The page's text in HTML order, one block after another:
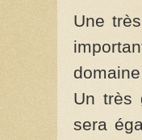
Une
Un très
sera